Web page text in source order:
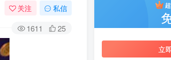
关注 私信
1611 25
立
立